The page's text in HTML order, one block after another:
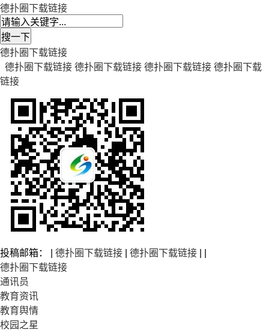
德扑圈下载链接
德扑圈下载链接
德扑圈下载链接 德扑圈下载链接 德扑圈下载链接 德扑圈下载
链接
投稿邮箱： | 德扑圈下载链接 德扑圈下载链接
德扑圈下载链接
通讯员
教育资讯
教育舆情
校园之星